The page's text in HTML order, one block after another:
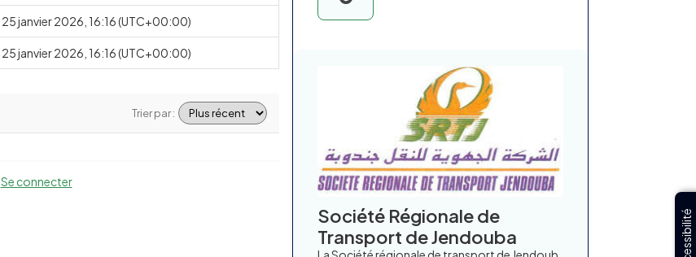
Accessibilité
25 janvier 2026, 16:16 (UTC+00:00)
25 janvier 2026, 16:16 (UTC+00:00)
Trier par :
Se connecter
Société Régionale de
Transport de Jendouba